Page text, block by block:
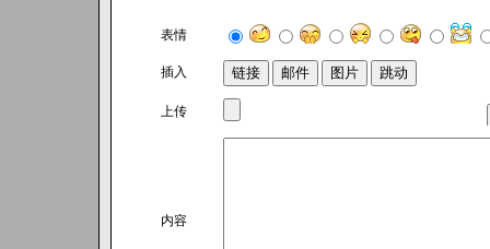
表情
插入
上传
内容